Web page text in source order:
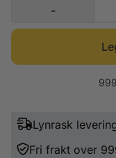
-
Lynrask
Fri frakt over